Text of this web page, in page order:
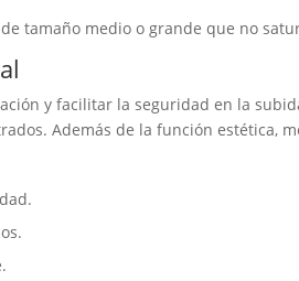
tamaño medio o grande que no
y facilitar la seguridad en la
Además de la función estética,